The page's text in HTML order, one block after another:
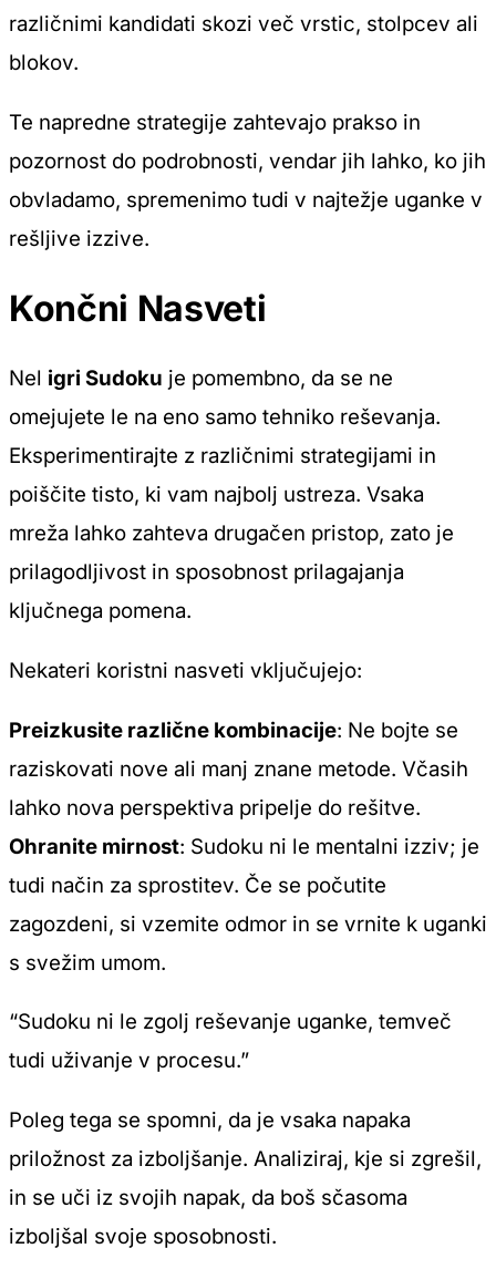
različnimi kandidati skozi več vrstic, stolpcev ali
blokov.
Te napredne strategije zahtevajo prakso in
pozornost do podrobnosti, vendar jih lahko, ko jih
obvladamo, spremenimo tudi v najtežje uganke v
rešljive izzive.
Končni Nasveti
Nel igri Sudoku je pomembno, da se ne
omejujete le na eno samo tehniko reševanja.
Eksperimentirajte z različnimi strategijami in
poiščite tisto, ki vam najbolj ustreza. Vsaka
mreža lahko zahteva drugačen pristop, zato je
prilagodljivost in sposobnost prilagajanja
ključnega pomena.
Nekateri koristni nasveti vključujejo:
Preizkusite različne kombinacije: Ne bojte se
raziskovati nove ali manj znane metode. Včasih
lahko nova perspektiva pripelje do rešitve.
Ohranite mirnost: Sudoku ni le mentalni izziv; je
tudi način za sprostitev. Če se počutite
zagozdeni, si vzemite odmor in se vrnite k uganki
s svežim umom.
“Sudoku ni le zgolj reševanje uganke, temveč
tudi uživanje v procesu.”
Poleg tega se spomni, da je vsaka napaka
priložnost za izboljšanje. Analiziraj, kje si zgrešil,
in se uči iz svojih napak, da boš sčasoma
izboljšal svoje sposobnosti.